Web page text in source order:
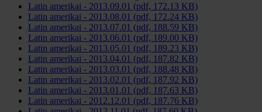
Latin amerikai - 2013.09.01 (pdf, 172.13 KB)
Latin amerikai - 2013.08.01 (pdf, 172.24 KB)
Latin amerikai - 2013.07.01 (pdf, 188.59 KB)
Latin amerikai - 2013.06.01 (pdf, 189.00 KB)
Latin amerikai - 2013.05.01 (pdf, 189.23 KB)
Latin amerikai - 2013.04.01 (pdf, 187.82 KB)
Latin amerikai - 2013.03.01 (pdf, 188.48 KB)
Latin amerikai - 2013.02.01 (pdf, 187.92 KB)
Latin amerikai - 2013.01.01 (pdf, 187.63 KB)
Latin amerikai - 2012.12.01 (pdf, 187.76 KB)